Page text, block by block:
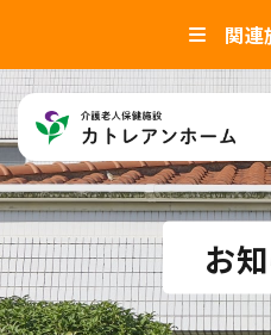
関連
お